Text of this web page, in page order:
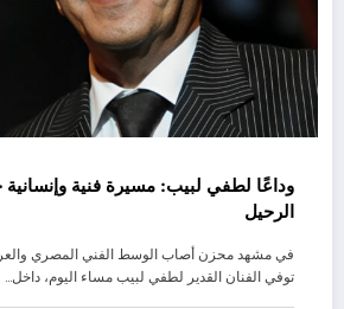
وداعًا لطفي لبيب: مسيرة فنية وإنسانية
الرحيل
في مشهد محزن أصاب الوسط الفني المصري
توفي الفنان القدير لطفي لبيب مساء اليوم، داخل…